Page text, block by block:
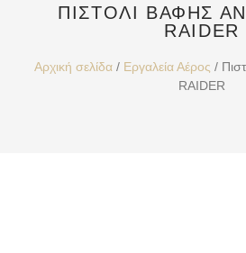
ΠΙΣΤΌΛΙ ΒΑΦΉΣ
RAIDER
Αρχική σελίδα / Εργαλεία Αέρος /
RAIDER